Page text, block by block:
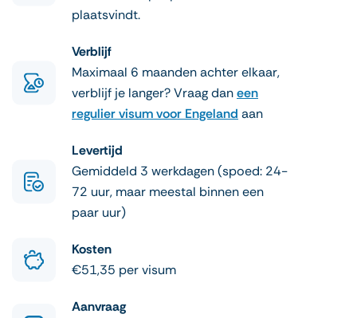
plaatsvindt.
Verblijf
Maximaal 6 maanden achter elkaar,
verblijf je langer? Vraag daneen
regulier visum voor Engeland aan
Levertijd
Gemiddeld 3 werkdagen (spoed: 24-
72 uur, maar meestal binnen een
paar uur)
Kosten
€51,35 per visum
Aanvraag